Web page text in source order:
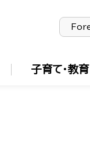
子育て・教育